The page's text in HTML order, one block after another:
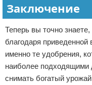
Заключение
Теперь вы точно
благодаря
именно те удобрения,
наиболее подходящими
снимать богатый